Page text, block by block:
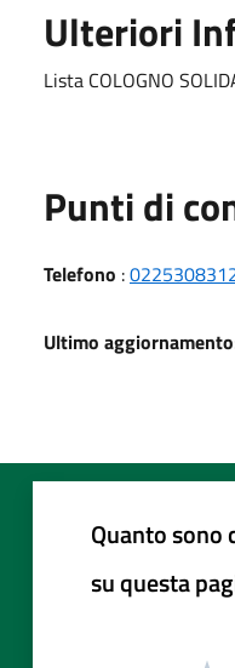
Ulteriori
Lista COLOGNO
Punti di
Telefono :
Ultimo aggiornamento
Quanto sono
su questa